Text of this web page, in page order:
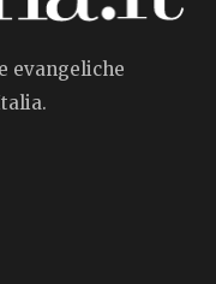
evangeliche